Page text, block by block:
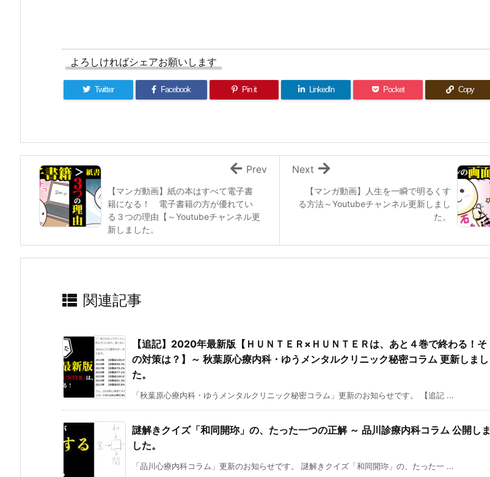
よろしければシェアお願いします
Twitter Facebook Pin it LinkedIn Pocket Copy
【マンガ動画】人生を一瞬で明るくす
る方法～Youtubeチャンネル更新しまし
た。
Next
【マンガ動画】紙の本はすべて電子書
籍になる！ 電子書籍の方が優れてい
る３つの理由【～Youtubeチャンネル更
新しました。
Prev
関連記事
【追記】2020年最新版【ＨＵＮＴＥＲ×ＨＵＮＴＥＲは、あと４巻で終わる！そ
の対策は？】～ 秋葉原心療内科・ゆうメンタルクリニック秘密コラム 更新しまし
た。
「秋葉原心療内科・ゆうメンタルクリニック秘密コラム」更新のお知らせです。 【追記 ...
謎解きクイズ「和同開珎」の、たった一つの正解 ～ 品川診療内科コラム 公開しま
した。
「品川心療内科コラム」更新のお知らせです。 謎解きクイズ「和同開珎」の、たった一 ...